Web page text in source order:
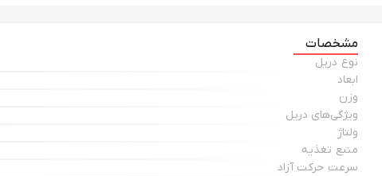
مشخصات
نوع دریل
ابعاد
وزن
ویژگی‌های دریل
ولتاژ
منبع تغذیه
سرعت حرکت آزاد